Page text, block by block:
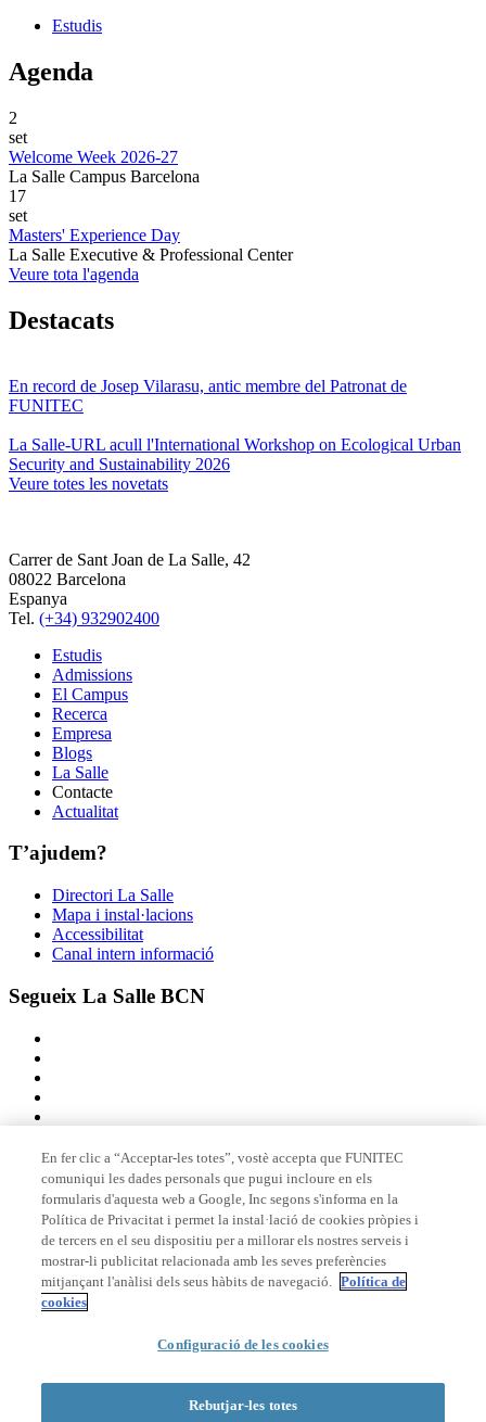
Estudis
Agenda
2
set
Welcome Week 2026-27
La Salle Campus Barcelona
17
set
Masters' Experience Day
La Salle Executive & Professional Center
Veure tota l'agenda
Destacats
En record de Josep Vilarasu, antic membre del Patronat de
FUNITEC
La Salle-URL acull l'International Workshop on Ecological Urban
Security and Sustainability 2026
Veure totes les novetats
Carrer de Sant Joan de La Salle, 42
08022 Barcelona
Espanya
Tel. (+34) 932902400
Estudis
Admissions
El Campus
Recerca
Empresa
Blogs
La Salle
Contacte
Actualitat
T’ajudem?
Directori La Salle
Mapa i instal·lacions
Accessibilitat
Canal intern informació
Segueix La Salle BCN
Membre de
Acreditacions
© 2026 La Salle Campus Barcelona - URL |Avís legal
Formulari de cerca
En fer clic a “Acceptar-les totes”, vostè accepta que FUNITEC
comuniqui les dades personals que pugui incloure en els
formularis d'aquesta web a Google, Inc segons s'informa en la
Política de Privacitat i permet la instal·lació de cookies pròpies i
de tercers en el seu dispositiu per a millorar els nostres serveis i
mostrar-li publicitat relacionada amb les seves preferències
mitjançant l'anàlisi dels seus hàbits de navegació. Política de
cookies
Configuració de les cookies
Rebutjar-les totes